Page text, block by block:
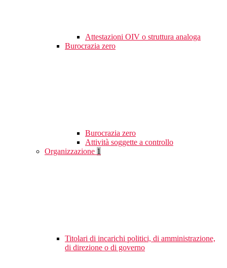
Attestazioni OIV o struttura analoga
Burocrazia zero
Burocrazia zero
Attività soggette a controllo
Organizzazione 1
Titolari di incarichi politici, di amministrazione,
di direzione o di governo